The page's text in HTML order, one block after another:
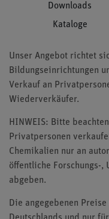
Downloads
Kataloge
Unser Angebot richtet
Bildungseinrichtungen
Verkauf an
Wiederverkäufer.
HINWEIS: Bitte
Privatpersonen
Chemikalien nur an
öffentliche Forschungs-,
abgeben.
Die angegebenen